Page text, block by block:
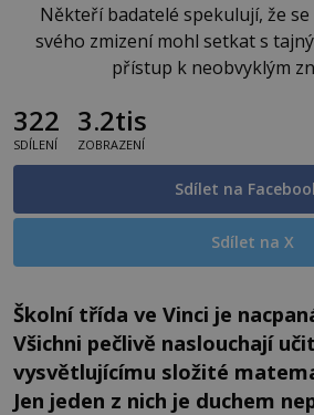
Někteří badatelé spekulují, že
svého zmizení mohl setkat s
přístup k neobvyklým
322
SDÍLENÍ
3.2tis
ZOBRAZENÍ
Sdílet na
Sdílet na X
Školní třída ve Vinci je
Všichni pečlivě naslouchají
vysvětlujícímu složité
Jen jeden z nich je duchem